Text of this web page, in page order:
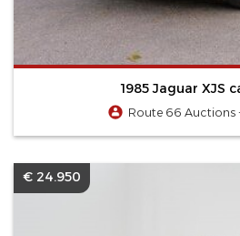
1985 Jaguar XJS
Route 66 Auctions
€ 24.950